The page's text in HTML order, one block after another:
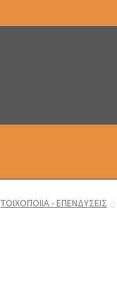
ΤΟΙΧΟΠΟΙΙΑ - ΕΠΕΝΔΥΣΕΙΣ